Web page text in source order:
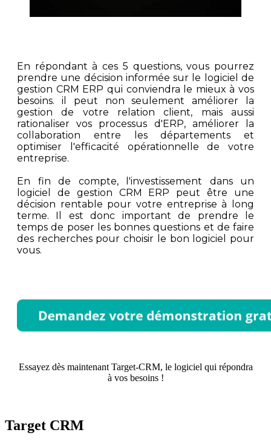
En répondant à ces 5 questions, vous pourrez
prendre une décision informée sur le logiciel de
gestion CRM ERP qui conviendra le mieux à vos
besoins. il peut non seulement améliorer la
gestion de votre relation client, mais aussi
rationaliser vos processus d'ERP, améliorer la
collaboration entre les départements et
optimiser l'efficacité opérationnelle de votre
entreprise.
En fin de compte, l'investissement dans un
logiciel de gestion CRM ERP peut être une
décision rentable pour votre entreprise à long
terme. Il est donc important de prendre le
temps de poser les bonnes questions et de faire
des recherches pour choisir le bon logiciel pour
vous.
Essayez dès maintenant Target-CRM, le logiciel qui répondra
à vos besoins !
Target CRM